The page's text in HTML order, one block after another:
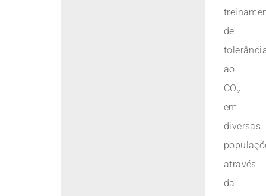
de
ao
CO₂
em
diversas
através
da